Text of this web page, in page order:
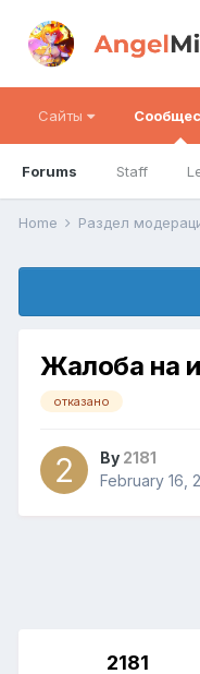
Сайты
Forums Staff
Home Раздел
Жалоба на
отказано
By 2181
February 16,
2181